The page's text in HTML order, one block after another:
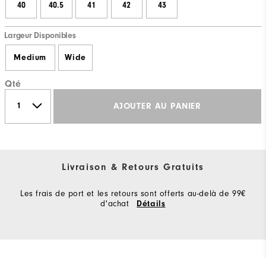
40 40.5 41 42 43
Largeur Disponibles
Medium Wide
Qté
AJOUTER AU PANIER
Livraison & Retours Gratuits
Les frais de port et les retours sont offerts au-delà de 99€
d'achat
Détails